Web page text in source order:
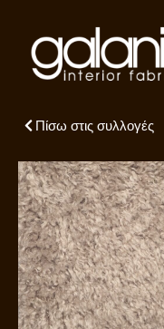
Πίσω στις συλλογές